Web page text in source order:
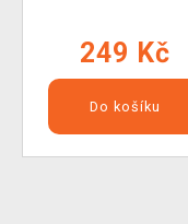
249 Kč
Do košíku